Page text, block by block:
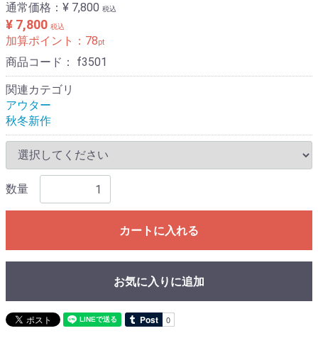
通常価格： ¥ 7,800 税込
¥ 7,800 税込
加算ポイント： 78pt
商品コード： f3501
関連カテゴリ
アウター
秋冬新作
数量
カートに入れる
お気に入りに追加